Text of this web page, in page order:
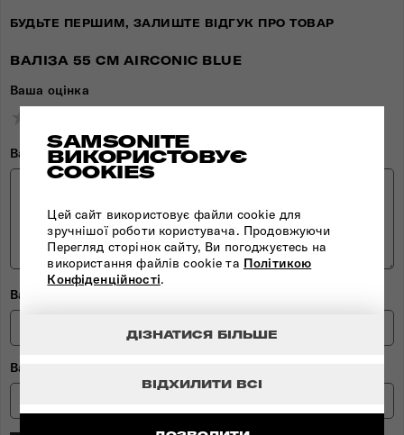
SAMSONITE
ВИКОРИСТОВУЄ
COOKIES
Цей сайт використовує файли cookie для
зручнішої роботи користувача. Продовжуючи
Перегляд сторінок сайту, Ви погоджуєтесь на
використання файлів cookie та Політикою
Конфіденційності.
ВІДХИЛИТИ ВСІ
ДІЗНАТИСЯ БІЛЬШЕ
БУДЬТЕ ПЕРШИМ, ЗАЛИШТЕ ВІДГУК ПРО ТОВАР
ВАЛІЗА 55 СМ AIRCONIC BLUE
Ваша оцінка
Ваш відгук
Ваше ім'я
Ваш Email